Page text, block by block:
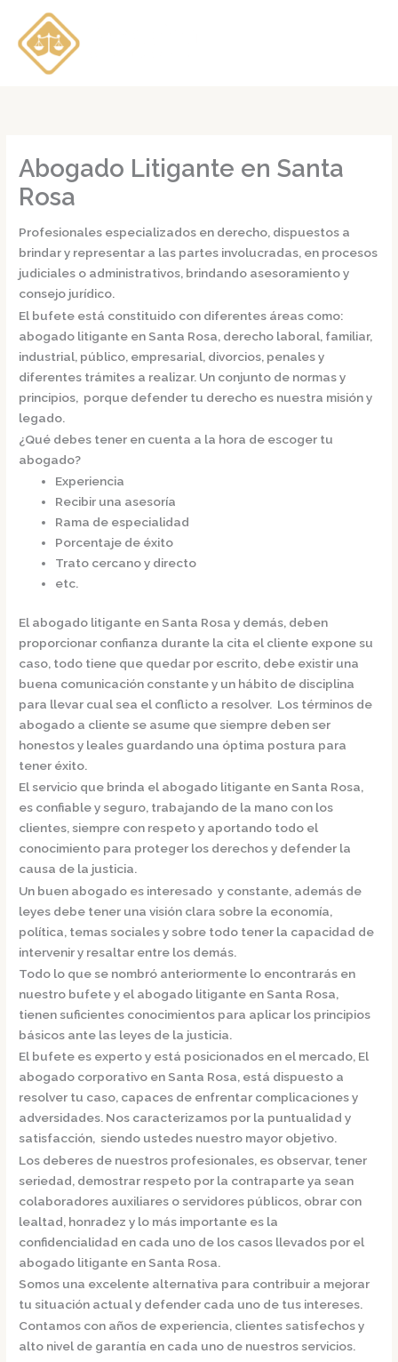
contenido
Abogado Litigante en Santa
Rosa
Profesionales especializados en derecho, dispuestos a
brindar y representar a las partes involucradas, en procesos
judiciales o administrativos, brindando asesoramiento y
consejo jurídico.
El bufete está constituido con diferentes áreas como:
abogado litigante en Santa Rosa, derecho laboral, familiar,
industrial, público, empresarial, divorcios, penales y
diferentes trámites a realizar. Un conjunto de normas y
principios, porque defender tu derecho es nuestra misión y
legado.
¿Qué debes tener en cuenta a la hora de escoger tu
abogado?
Experiencia
Recibir una asesoría
Rama de especialidad
Porcentaje de éxito
Trato cercano y directo
etc.
El abogado litigante en Santa Rosay demás, deben
proporcionar confianza durante la cita el cliente expone su
caso, todo tiene que quedar por escrito, debe existir una
buena comunicación constante y un hábito de disciplina
para llevar cual sea el conflicto a resolver. Los términos de
abogado a cliente se asume que siempre deben ser
honestos y leales guardando una óptima postura para
tener éxito.
El servicio que brinda el abogado litigante en Santa Rosa,
es confiable y seguro, trabajando de la mano con los
clientes, siempre con respeto y aportando todo el
conocimiento para proteger los derechos y defender la
causa de la justicia.
Un buen abogado es interesado y constante, además de
leyes debe tener una visión clara sobre la economía,
política, temas sociales y sobre todo tener la capacidad de
intervenir y resaltar entre los demás.
Todo lo que se nombró anteriormente lo encontrarás en
nuestro bufete y el abogado litigante en Santa Rosa,
tienen suficientes conocimientos para aplicar los principios
básicos ante las leyes de la justicia.
El bufete es experto y está posicionados en el mercado, El
abogado corporativo en Santa Rosa, está dispuesto a
resolver tu caso, capaces de enfrentar complicaciones y
adversidades. Nos caracterizamos por la puntualidad y
satisfacción, siendo ustedes nuestro mayor objetivo.
Los deberes de nuestros profesionales, es observar, tener
seriedad, demostrar respeto por la contraparte ya sean
colaboradores auxiliares o servidores públicos, obrar con
lealtad, honradez y lo más importante es la
confidencialidad en cada uno de los casos llevados por el
abogado litigante en Santa Rosa.
Somos una excelente alternativa para contribuir a mejorar
tu situación actual y defender cada uno de tus intereses.
Contamos con años de experiencia, clientes satisfechos y
alto nivel de garantía en cada uno de nuestros servicios.